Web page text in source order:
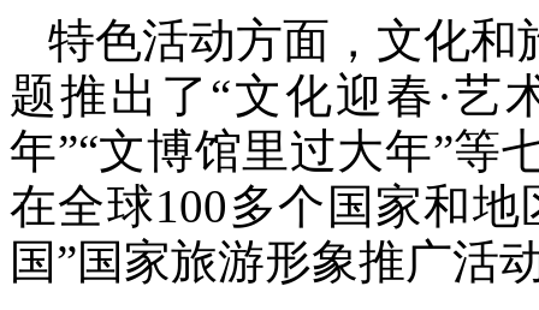
特色活动方面，文化和
题推出了“文化迎春·艺
年”“文博馆里过大年”等
在全球100多个国家和
国”国家旅游形象推广活